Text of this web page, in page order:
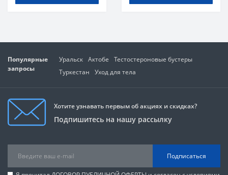
Популярные
запросы
Уральск Актобе
Тестостероновые бустеры
Туркестан
Уход для тела
Хотите узнавать первым об акциях и скидках?
Подпишитесь на нашу рассылку
Подписаться